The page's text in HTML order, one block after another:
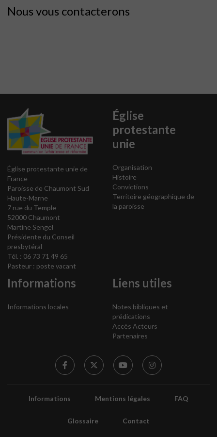
Nous vous contacterons
Église protestante unie de
France
Paroisse de Chaumont Sud
Haute-Marne
7 rue du Temple
52000 Chaumont
Martine Sengel
Présidente du Conseil
presbytéral
Tél. : 06 73 71 49 65
Pasteur : poste vacant
Église
protestante
unie
Organisation
Histoire
Convictions
Territoire géographique de
la paroisse
Informations
Informations locales
Liens utiles
Notes bibliques et
prédications
Accès Acteurs
Partenaires
Informations Mentions légales FAQ
Glossaire Contact